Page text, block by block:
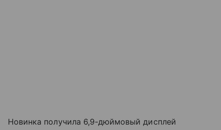
Новинка получила 6,9-дюймовый дисплей